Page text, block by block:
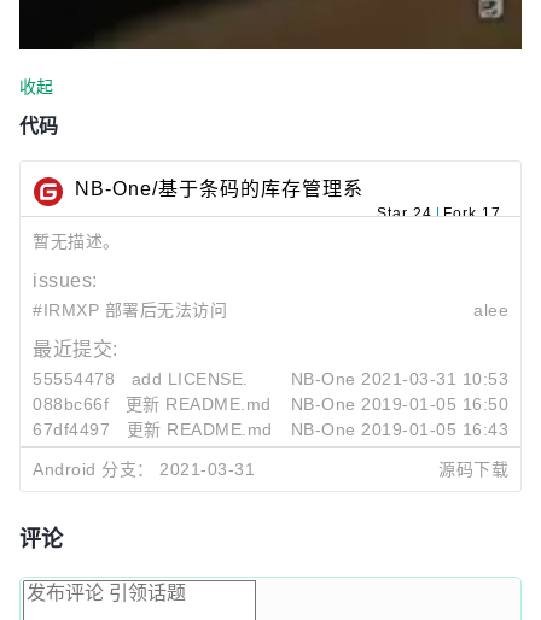
收起
代码
NB-One/基于条码的库存管理系
统
Star 24|Fork 17
暂无描述。
issues:
#IRMXP 部署后无法访问 alee
最近提交:
55554478 add LICENSE. NB-One 2021-03-31 10:53
088bc66f
更新 README.md NB-One 2019-01-05 16:50
67df4497
更新 README.md NB-One 2019-01-05 16:43
Android 分支： 2021-03-31 源码下载
评论